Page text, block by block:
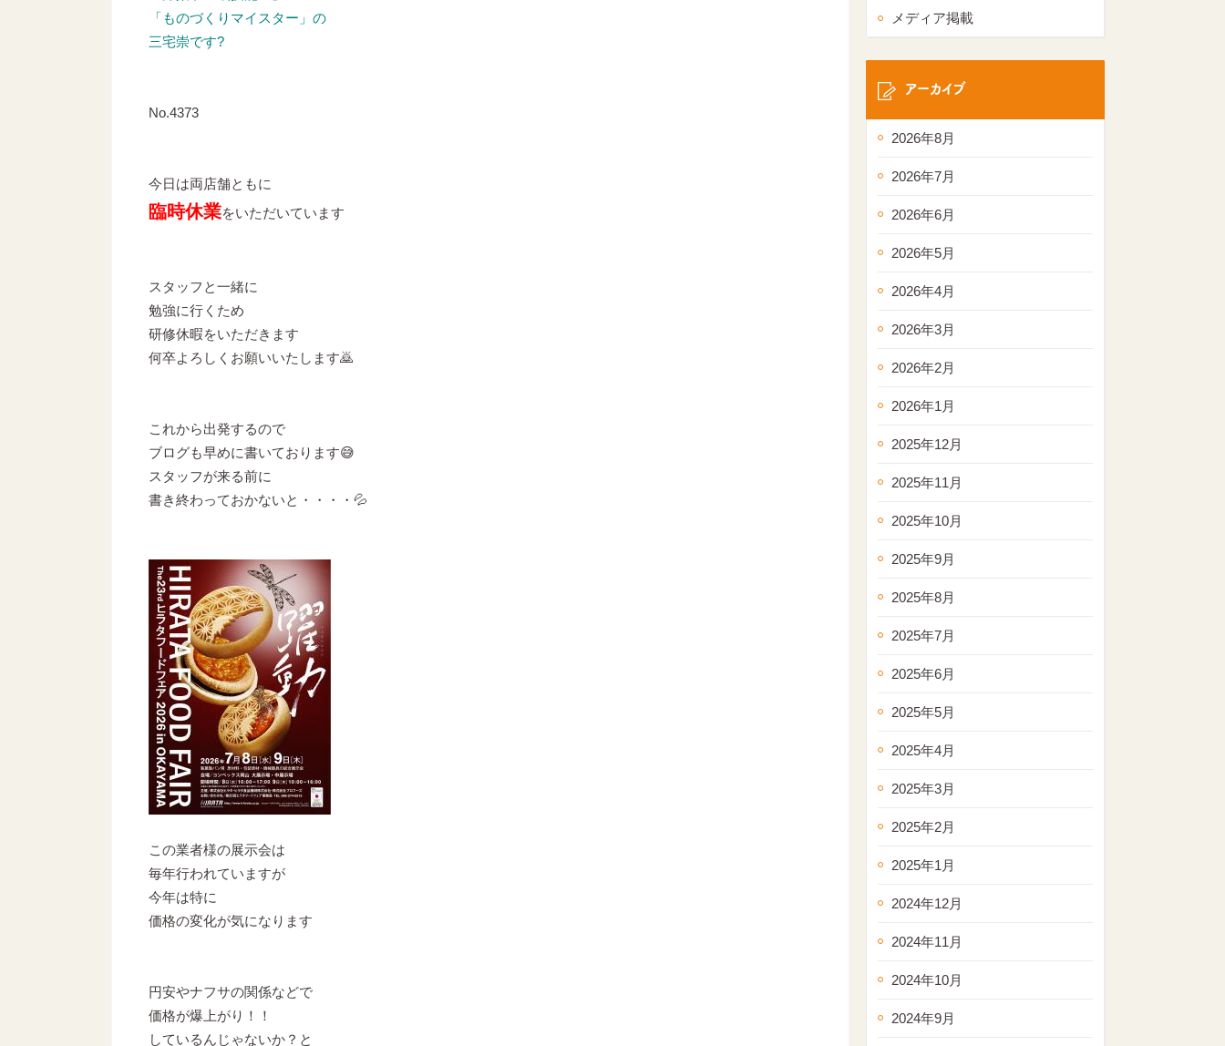
「ものづくりマイスター」の
三宅崇です?
No.4373
今日は両店舗ともに
臨時休業をいただいています
スタッフと一緒に
勉強に行くため
研修休暇をいただきます
何卒よろしくお願いいたします🙇
これから出発するので
ブログも早めに書いております😅
スタッフが来る前に
書き終わっておかないと・・・・💦
この業者様の展示会は
毎年行われていますが
今年は特に
価格の変化が気になります
円安やナフサの関係などで
価格が爆上がり！！
しているんじゃないか？と
メディア掲載
アーカイブ
2026年8月
2026年7月
2026年6月
2026年5月
2026年4月
2026年3月
2026年2月
2026年1月
2025年12月
2025年11月
2025年10月
2025年9月
2025年8月
2025年7月
2025年6月
2025年5月
2025年4月
2025年3月
2025年2月
2025年1月
2024年12月
2024年11月
2024年10月
2024年9月